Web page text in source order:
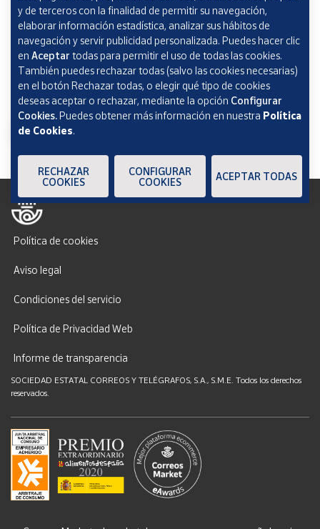
Información y ayuda
Correos Market
Política de cookies
Aviso legal
Condiciones del servicio
Política de Privacidad Web
Informe de transparencia
SOCIEDAD ESTATAL CORREOS Y TELÉGRAFOS, S.A., S.M.E. Todos los derechos
reservados.
y de terceros con la finalidad de permitir su navegación,
elaborar información estadística, analizar sus hábitos de
navegación y servir publicidad personalizada. Puedes hacer clic
en Aceptar todas para permitir el uso de todas las cookies.
También puedes rechazar todas (salvo las cookies necesarias)
en el botón Rechazar todas, o elegir qué tipo de cookies
deseas aceptar o rechazar, mediante la opción Configurar
Cookies.Puedes obtener más información en nuestra Política
de Cookies.
RECHAZAR
COOKIES
CONFIGURAR
COOKIES
ACEPTAR TODAS